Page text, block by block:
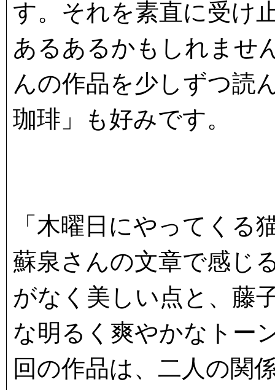
す。それを素直に受け
あるあるかもしれませ
んの作品を少しずつ読
珈琲」も好みです。
「木曜日にやってくる
蘇泉さんの文章で感じ
がなく美しい点と、藤
な明るく爽やかなトー
回の作品は、二人の関